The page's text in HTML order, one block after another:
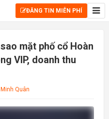
ĐĂNG TIN MIỄN PHÍ
mặt phố cổ Hoàn
VIP, doanh thu
Quân